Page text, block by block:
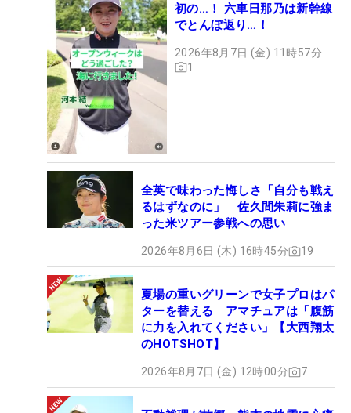
初の…！ 六車日那乃は新幹線
でとんぼ返り…！
2026年8月7日 (金) 11時57分
1
全英で味わった悔しさ「自分も戦え
るはずなのに」 佐久間朱莉に強ま
った米ツアー参戦への思い
2026年8月6日 (木) 16時45分 19
夏場の重いグリーンで女子プロはパ
ターを替える アマチュアは「腹筋
に力を入れてください」【大西翔太
のHOTSHOT】
2026年8月7日 (金) 12時00分 7